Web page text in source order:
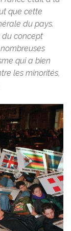
que cette
du pays.
du concept
qui a bien
les minorités,